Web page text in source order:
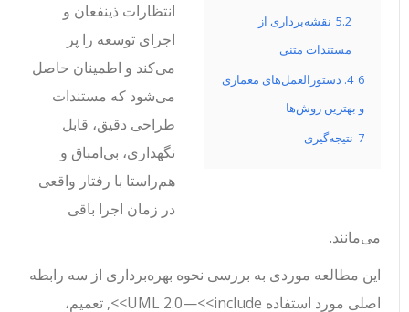
5.2 نقشه‌برداری از
مستندات متنی
4. دستورالعمل‌های معماری
و بهترین روش‌ها
نتیجه‌گیری
انتظارات ذینفعان و
اجرای توسعه را پر
می‌کند و اطمینان حاصل
می‌شود که مستندات
طراحی دقیق، قابل
نگهداری، بی‌امباق و
هم‌راستا با رفتار واقعی
در زمان اجرا باقی
می‌مانند.
این مطالعه موردی به بررسی نحوه بهره‌برداری از سه رابطه
اصلی مورد استفاده UML 2.0—<<include>>
, تعمیم،